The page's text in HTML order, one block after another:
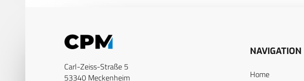
Carl-Zeiss-Straße 5
53340 Meckenheim
NAVIGATION
Home